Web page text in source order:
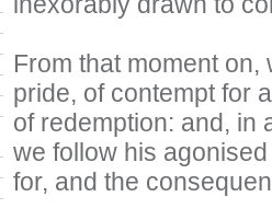
From that moment
pride, of contempt for
of redemption: and, in
we follow his
for, and the